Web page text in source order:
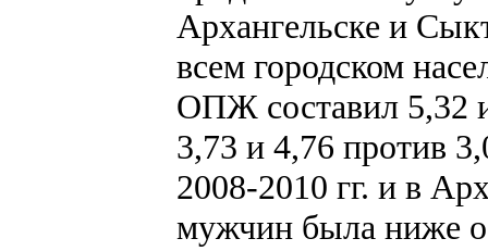
Архангельске и
всем городском
ОПЖ составил 5,32
3,73 и 4,76 против
2008-2010 гг. и в
мужчин была ниже